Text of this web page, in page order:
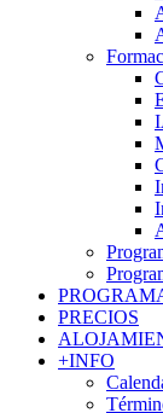
PRECIOS
+INFO